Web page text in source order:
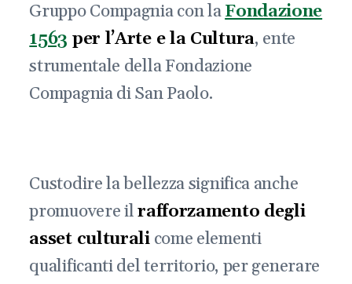
Gruppo Compagnia con laFondazione
1563 per l’Arte e la Cultura, ente
strumentale della Fondazione
Compagnia di San Paolo.
Custodire la bellezza significa anche
promuovere ilrafforzamento degli
asset culturalicome elementi
qualificanti del territorio, per generare